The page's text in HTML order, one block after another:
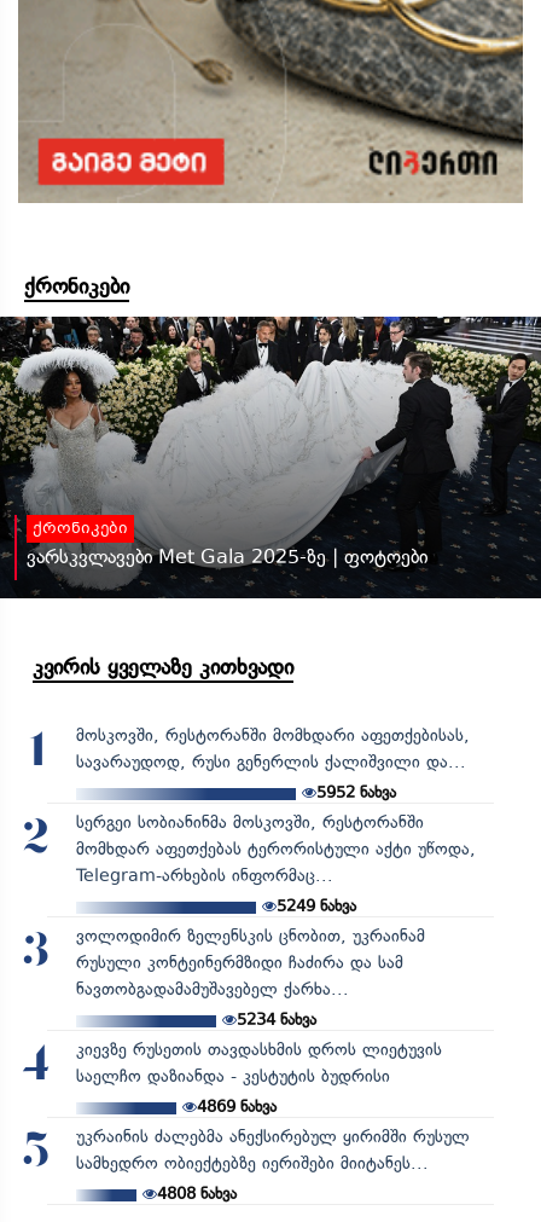
ქრონიკები
ქრონიკები
ვარსკვლავები Met Gala 2025-ზე | ფოტოები
კვირის ყველაზე კითხვადი
1
მოსკოვში, რესტორანში მომხდარი აფეთქებისას,
სავარაუდოდ, რუსი გენერლის ქალიშვილი და...
5952 ნახვა
2
სერგეი სობიანინმა მოსკოვში, რესტორანში
მომხდარ აფეთქებას ტერორისტული აქტი უწოდა,
Telegram-არხების ინფორმაც...
5249ნახვა
3
ვოლოდიმირ ზელენსკის ცნობით, უკრაინამ
რუსული კონტეინერმზიდი ჩაძირა და სამ
ნავთობგადამამუშავებელ ქარხა...
5234ნახვა
4
კიევზე რუსეთის თავდასხმის დროს ლიეტუვის
საელჩო დაზიანდა - კესტუტის ბუდრისი
4869ნახვა
5
უკრაინის ძალებმა ანექსირებულ ყირიმში რუსულ
სამხედრო ობიექტებზე იერიშები მიიტანეს...
4808ნახვა